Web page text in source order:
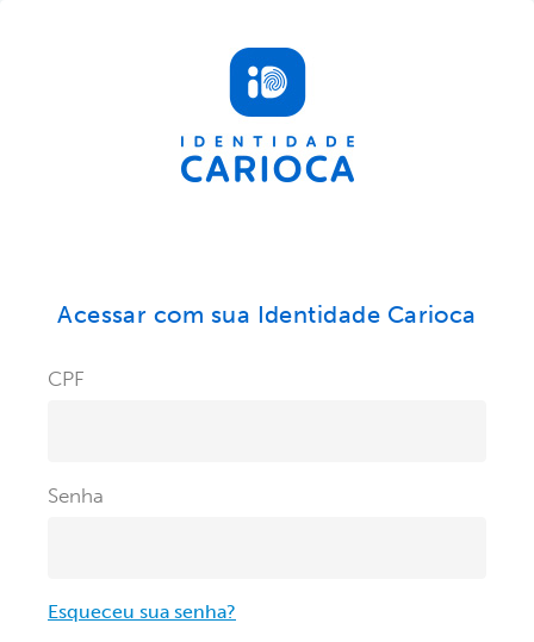
Acessar com sua Identidade Carioca
CPF
Senha
Esqueceu sua senha?